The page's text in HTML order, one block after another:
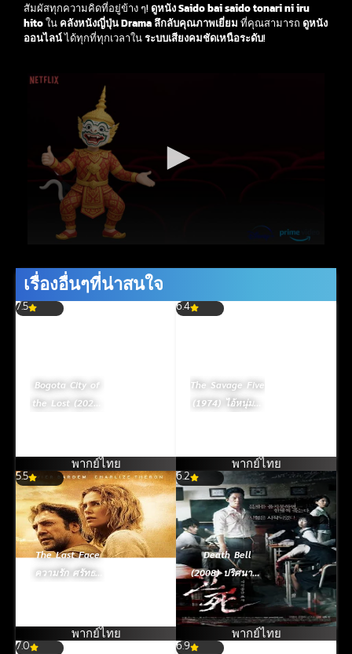
สัมผัสทุกความคิดที่อยู่ข้าง ๆ! ดูหนังSaido bai saido tonari ni iru
hitoใน คลังหนังญี่ปุ่น Drama ลึกลับคุณภาพเยี่ยม ที่คุณสามารถ ดูหนัง
ออนไลน์ได้ทุกที่ทุกเวลาในระบบเสียงคมชัดเหนือระดับ!
เรื่องอื่นๆที่น่าสนใจ
7.5
Bogota City of
the Lost (2025)
พากย์ไทย
6.4
The Savage Five
(1974) ไอ้หนุ่ม 5
พากย์ไทย
5.5
The Last Face
ความรัก ศรัทธา
พากย์ไทย
6.2
Death Bell
(2008) ปริศนาลับ
โรงเรียนมรณะ
พากย์ไทย
7.0 6.9